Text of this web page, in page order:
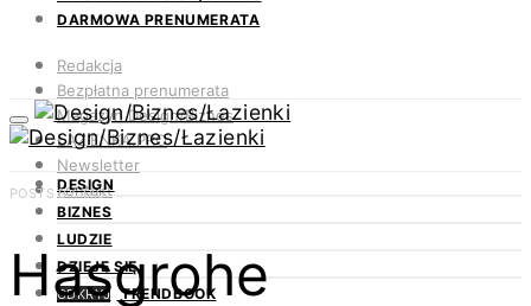
DARMOWA PRENUMERATA
Redakcja
Bezpłatna prenumerata
Magazyn Design/Biznes
ŁAZIENKA.PRO
Newsletter
Kontakt
DESIGN
BIZNES
LUDZIE
DZIEJE SIĘ
ODKRYJ TRENDBOOK
POSTS BY TAG
Hasgrohe